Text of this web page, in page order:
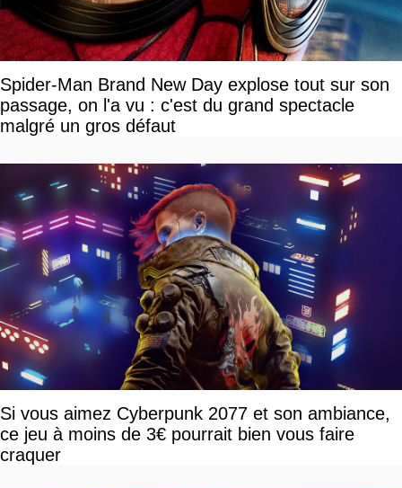
Spider-Man Brand New Day explose tout sur son
passage, on l'a vu : c'est du grand spectacle
malgré un gros défaut
Si vous aimez Cyberpunk 2077 et son ambiance,
ce jeu à moins de 3€ pourrait bien vous faire
craquer